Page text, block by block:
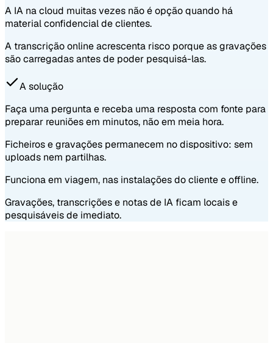
A IA na cloud muitas vezes não é opção quando há
material confidencial de clientes.
A transcrição online acrescenta risco porque as gravações
são carregadas antes de poder pesquisá-las.
A solução
Faça uma pergunta e receba uma resposta com fonte para
preparar reuniões em minutos, não em meia hora.
Ficheiros e gravações permanecem no dispositivo: sem
uploads nem partilhas.
Funciona em viagem, nas instalações do cliente e offline.
Gravações, transcrições e notas de IA ficam locais e
pesquisáveis de imediato.